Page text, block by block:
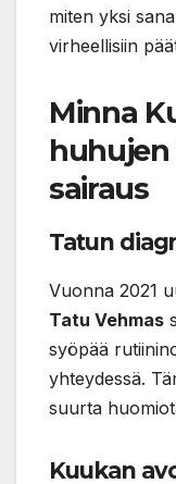
miten yksi
virheellisiin
Minna
huhujen
sairaus
Tatun
Vuonna 2021
Tatu Vehmas
syöpää
yhteydessä.
suurta
Kuukan